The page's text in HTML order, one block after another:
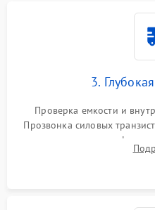
3.
Проверка емкости и
Прозвонка силовых
переключения и
конденсаторов и